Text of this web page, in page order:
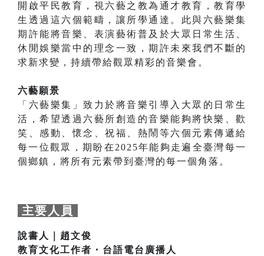
開啟平民教育，視六藝之教為通才教育，教育學
生透過這六個範疇，讓所學通達。此與六藝樂集
期許能將音樂、表演藝術普及於大眾日常生活、
休閒娛樂當中的理念一致，期許未來我們不斷的
求新求變，持續帶給觀眾精彩的音樂會。
六藝願景
「六藝樂集」致力於將音樂引導入大眾的日常生
活，希望透過六藝所創造的音樂能夠將快樂、歡
笑、感動、懷念、祝福、熱鬧等六個元素傳遞給
每一位觀眾，期盼在2025年能夠走遍全臺灣每一
個鄉鎮，將所有元素帶到臺灣的每一個角落。
主要人員
說書人｜趙文俊
教育文化工作者・台語電台廣播人